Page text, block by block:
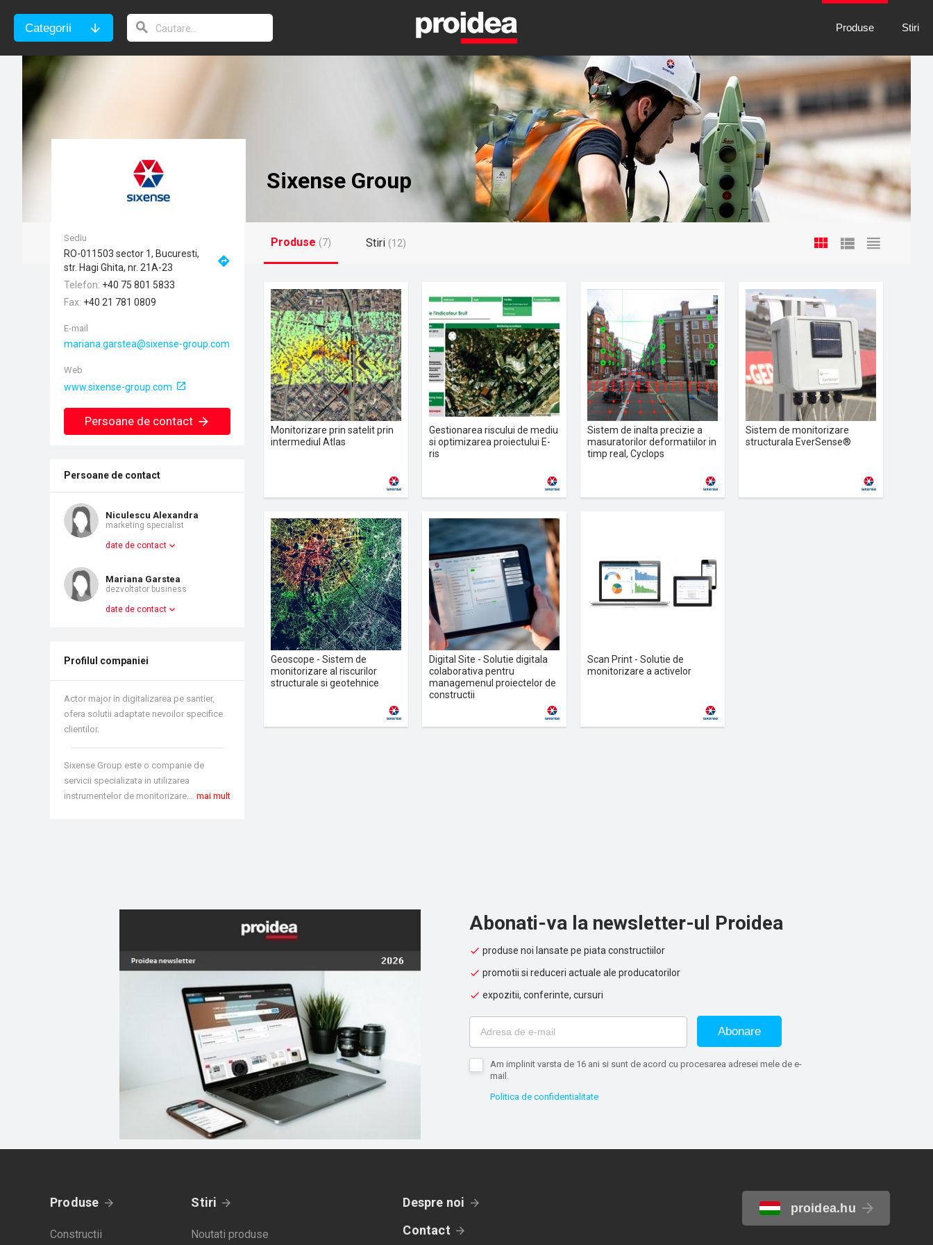
Categorii Produse Stiri
Sixense Group
Produse (7) Stiri (12)
Monitorizare prin satelit prin
intermediul Atlas
Gestionarea riscului de mediu
si optimizarea proiectului E-
ris
Sistem de inalta precizie a
masuratorilor deformatiilor in
timp real, Cyclops
Sistem de monitorizare
structurala EverSense®
Geoscope - Sistem de
monitorizare al riscurilor
structurale si geotehnice
Digital Site - Solutie digitala
colaborativa pentru
managemenul proiectelor de
constructii
Scan Print - Solutie de
monitorizare a activelor
Sediu
RO-011503 sector 1, Bucuresti,
str. Hagi Ghita, nr. 21A-23
Telefon +40 75 801 5833
Fax +40 21 781 0809
E-mail
Web
www.sixense-group.com
Persoane de contact
Persoane de contact
Niculescu Alexandra
marketing specialist
date de contact
Mariana Garstea
dezvoltator business
date de contact
Profilul companiei
Actor major in digitalizarea pe santier,
ofera solutii adaptate nevoilor specifice
clientilor.
Sixense Group este o companie de
servicii specializata in utilizarea
instrumentelor de monitorizare pentru a ajuta clientul sa cuantifice, sa determine si sa gestioneze riscurile structurale, geotehnice si de mediu in materie de constructii si operarea pe santier. mai mult
Abonati-va la newsletter-ul Proidea
produse noi lansate pe piata constructiilor
promotii si reduceri actuale ale producatorilor
expozitii, conferinte, cursuri
Abonare
Am implinit varsta de 16 ani si sunt de acord cu procesarea adresei mele de e-
mail.
Politica de confidentialitate
Produse
Constructii
Stiri
Noutati produse
Despre noi
Contact
proidea.hu